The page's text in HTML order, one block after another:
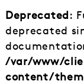
Deprecated:
deprecated
/var/www/
content/